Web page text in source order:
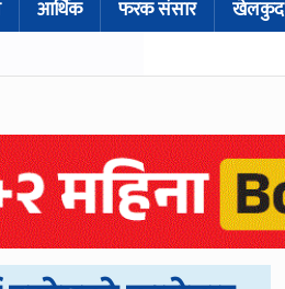
आर्थिक फरक संसार खेलकुद